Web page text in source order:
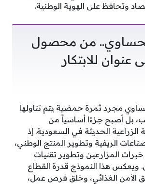
وتحافظ على الهوية الوطنية.
من محصول
عنوان للابتكار
مجرد ثمرة حمضية يتم تناولها
بل أصبح جزءًا أساسياً من
الزراعية الحديثة في السعودية. إذ
الريفية وتطوير المنتج الوطني،
المزارعين وتطوير تقنيات
ويعكس هذا النموذج قدرة القطاع
الأمن الغذائي، وخلق فرص عمل،